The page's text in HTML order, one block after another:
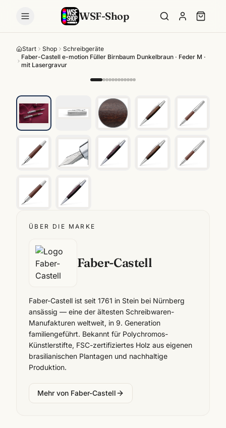
WSF-Shop
Start Shop
Schreibgeräte
Faber-Castell e-motion Füller Birnbaum Dunkelbraun · Feder M ·
mit Lasergravur
ÜBER DIE MARKE
Faber-Castell
Faber-Castell ist seit 1761 in Stein bei Nürnberg
ansässig — eine der ältesten Schreibwaren-
Manufakturen weltweit, in 9. Generation
familiengeführt. Bekannt für Polychromos-
Künstlerstifte, FSC-zertifiziertes Holz aus eigenen
brasilianischen Plantagen und nachhaltige
Produktion.
Mehr von Faber-Castell